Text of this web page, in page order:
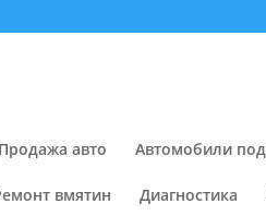
Продажа авто Автомобили под
вмятин Диагностика